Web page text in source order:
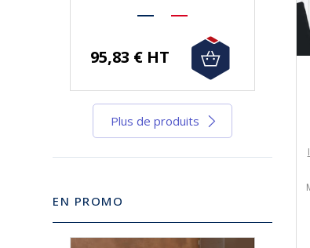
95,83 € HT
Plus de produits
EN PROMO